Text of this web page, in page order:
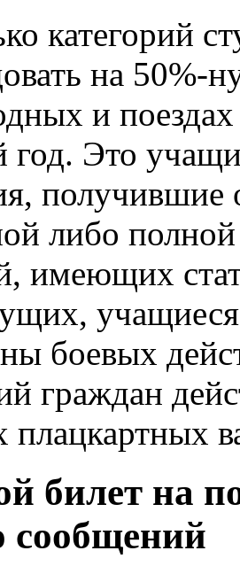
категорий
на 50%-
и поездах
год. Это
получившие
либо
имеющих
боевых
граждан
билет на
сообщений